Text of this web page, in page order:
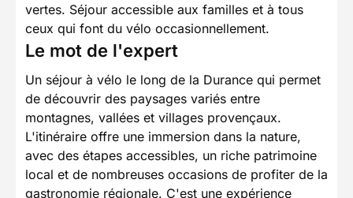
vertes. Séjour accessible aux familles et à tous
ceux qui font du vélo occasionnellement.
Le mot de l'expert
Un séjour à vélo le long de la Durance qui permet
de découvrir des paysages variés entre
montagnes, vallées et villages provençaux.
L'itinéraire offre une immersion dans la nature,
avec des étapes accessibles, un riche patrimoine
local et de nombreuses occasions de profiter de la
gastronomie régionale. C'est une expérience